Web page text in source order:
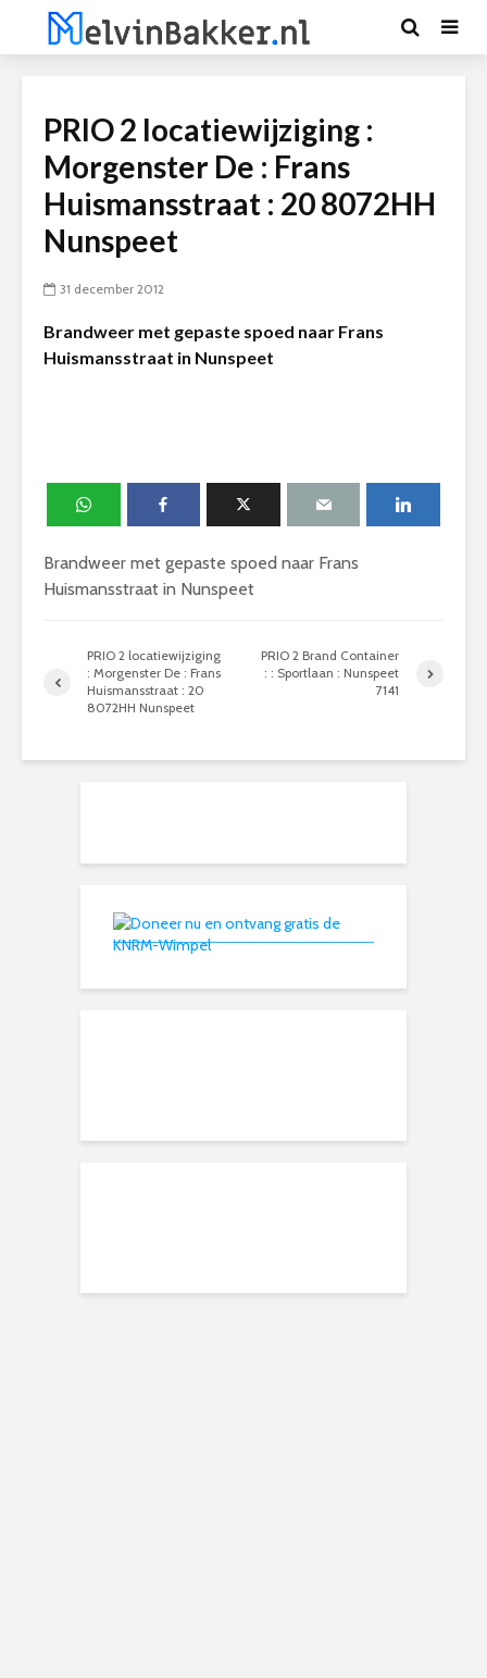
PRIO 2 locatiewijziging :
Morgenster De : Frans
Huismansstraat : 20 8072HH
Nunspeet
31 december 2012
Brandweer met gepaste spoed naar Frans
Huismansstraat in Nunspeet
Brandweer met gepaste spoed naar Frans
Huismansstraat in Nunspeet
PRIO 2 locatiewijziging
: Morgenster De : Frans
Huismansstraat : 20
8072HH Nunspeet
PRIO 2 Brand Container
: : Sportlaan : Nunspeet
7141